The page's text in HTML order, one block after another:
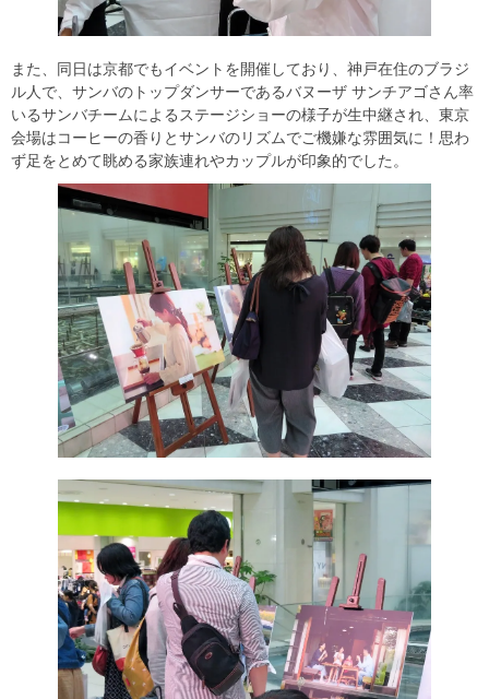
また、同日は京都でもイベントを開催しており、神戸在住のブラジ
ル人で、サンバのトップダンサーであるバヌーザ サンチアゴさん率
いるサンバチームによるステージショーの様子が生中継され、東京
会場はコーヒーの香りとサンバのリズムでご機嫌な雰囲気に！思わ
ず足をとめて眺める家族連れやカップルが印象的でした。